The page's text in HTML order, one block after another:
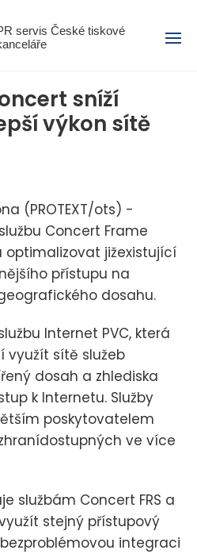
servis České tiskové
Menu
sníží
výkon sítě
(PROTEXT/ots) -
Concert Frame
optimalizovat jižexistující
přístupu na
dosahu.
Internet PVC, která
využít sítě služeb
dosah a zhlediska
k Internetu. Služby
poskytovatelem
ve více
službám Concert FRS a
stejný přístupový
integraci